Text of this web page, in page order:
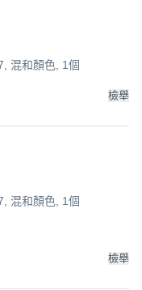
混和顏色, 1個
檢舉
混和顏色, 1個
檢舉